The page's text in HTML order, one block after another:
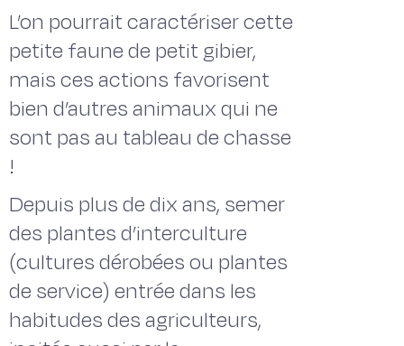
L’on pourrait caractériser cette
petite faune de petit gibier,
mais ces actions favorisent
bien d’autres animaux qui ne
sont pas au tableau de chasse
!
Depuis plus de dix ans, semer
des plantes d’interculture
(cultures dérobées ou plantes
de service) entrée dans les
habitudes des agriculteurs,